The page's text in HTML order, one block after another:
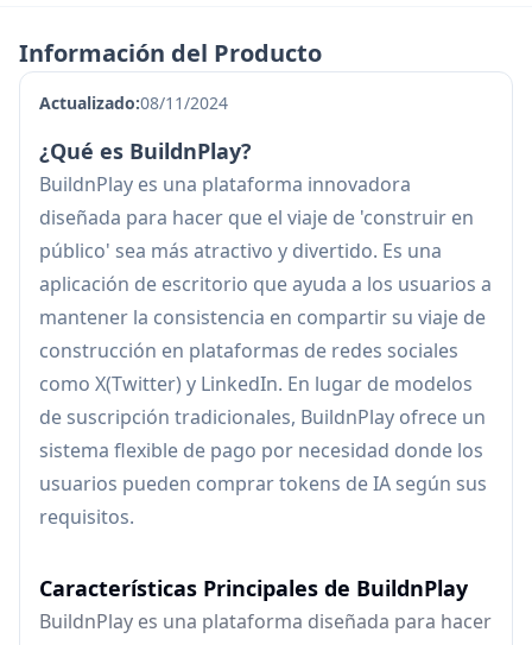
Información del Producto
Actualizado:08/11/2024
¿Qué es BuildnPlay?
BuildnPlay es una plataforma innovadora
diseñada para hacer que el viaje de 'construir en
público' sea más atractivo y divertido. Es una
aplicación de escritorio que ayuda a los usuarios a
mantener la consistencia en compartir su viaje de
construcción en plataformas de redes sociales
como X(Twitter) y LinkedIn. En lugar de modelos
de suscripción tradicionales, BuildnPlay ofrece un
sistema flexible de pago por necesidad donde los
usuarios pueden comprar tokens de IA según sus
requisitos.
Características Principales de BuildnPlay
BuildnPlay es una plataforma diseñada para hacer